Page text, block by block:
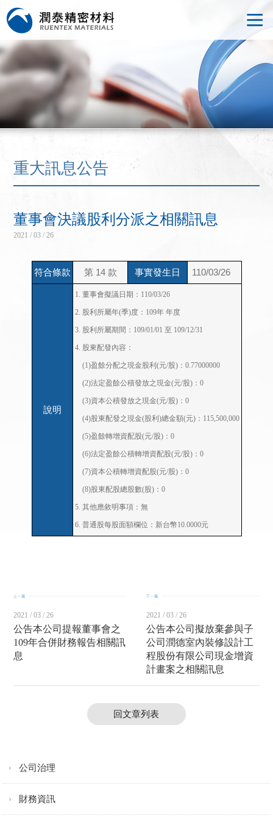
重大訊息公告
董事會決議股利分派之相關訊息
2021 / 03 / 26
符合條款 第 14 款 事實發生日 110/03/26
說明
1. 董事會擬議日期：110/03/26
2. 股利所屬年(季)度：109年 年度
3. 股利所屬期間：109/01/01 至 109/12/31
4. 股東配發內容：
(1)盈餘分配之現金股利(元/股)：0.77000000
(2)法定盈餘公積發放之現金(元/股)：0
(3)資本公積發放之現金(元/股)：0
(4)股東配發之現金(股利)總金額(元)：115,500,000
(5)盈餘轉增資配股(元/股)：0
(6)法定盈餘公積轉增資配股(元/股)：0
(7)資本公積轉增資配股(元/股)：0
(8)股東配股總股數(股)：0
5. 其他應敘明事項：無
6. 普通股每股面額欄位：新台幣10.0000元
2021 / 03 / 26
公告本公司提報董事會之
109年合併財務報告相關訊
息
2021 / 03 / 26
公告本公司擬放棄參與子
公司潤德室內裝修設計工
程股份有限公司現金增資
計畫案之相關訊息
回文章列表
公司治理
財務資訊